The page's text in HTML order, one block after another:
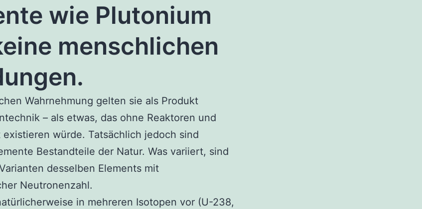
wie Plutonium
menschlichen
Wahrnehmung gelten sie als Produkt
– als etwas, das ohne Reaktoren und
existieren würde. Tatsächlich jedoch sind
Bestandteile der Natur. Was variiert, sind
desselben Elements mit
Neutronenzahl.
in mehreren Isotopen vor (U-238,